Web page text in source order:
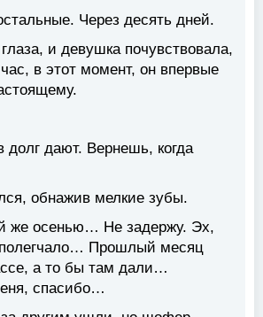
Через десять дней.
и девушка почувствовала,
в этот момент, он впервые
долг дают. Вернешь, когда
обнажив мелкие зубы.
же осенью… Не задержу. Эх,
Прошлый месяц
а то бы там дали…
спасибо…